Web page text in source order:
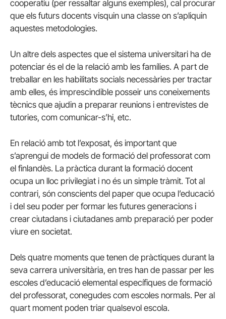
cooperatiu (per ressaltar alguns exemples), cal procurar
que els futurs docents visquin una classe on s’apliquin
aquestes metodologies.
Un altre dels aspectes que el sistema universitari ha de
potenciar és el de la relació amb les famílies. A part de
treballar en les habilitats socials necessàries per tractar
amb elles, és imprescindible posseir uns coneixements
tècnics que ajudin a preparar reunions i entrevistes de
tutories, com comunicar-s’hi, etc.
En relació amb tot l’exposat, és important que
s’aprengui de models de formació del professorat com
el finlandès. La pràctica durant la formació docent
ocupa un lloc privilegiat i no és un simple tràmit. Tot al
contrari, són conscients del paper que ocupa l’educació
i del seu poder per formar les futures generacions i
crear ciutadans i ciutadanes amb preparació per poder
viure en societat.
Dels quatre moments que tenen de pràctiques durant la
seva carrera universitària, en tres han de passar per les
escoles d’educació elemental específiques de formació
del professorat, conegudes com escoles normals. Per al
quart moment poden triar qualsevol escola.